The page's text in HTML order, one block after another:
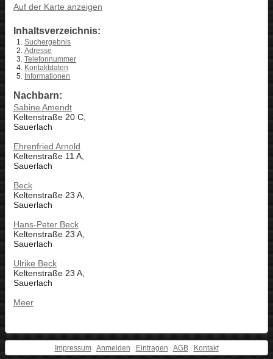
Auf der Karte anzeigen
Inhaltsverzeichnis:
Suchergebnis
Adresse
Telefonnummer
Kontaktdaten
Informationen
Nachbarn:
Sabine Amendt
Keltenstraße 20 C,
Sauerlach
Ehrenfried Arnold
Keltenstraße 11 A,
Sauerlach
Beck
Keltenstraße 23 A,
Sauerlach
Hans-Peter Beck
Keltenstraße 23 A,
Sauerlach
Ulrike Beck
Keltenstraße 23 A,
Sauerlach
Meer
Impressum Anmelden Eintragen AGB Kontakt